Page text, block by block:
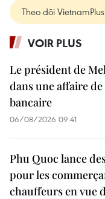
Theo dõi VietnamPlus
VOIR PLUS
Le président de
dans une affaire
bancaire
06/08/2026 09:41
Phu Quoc lance
pour les
chauffeurs en vue